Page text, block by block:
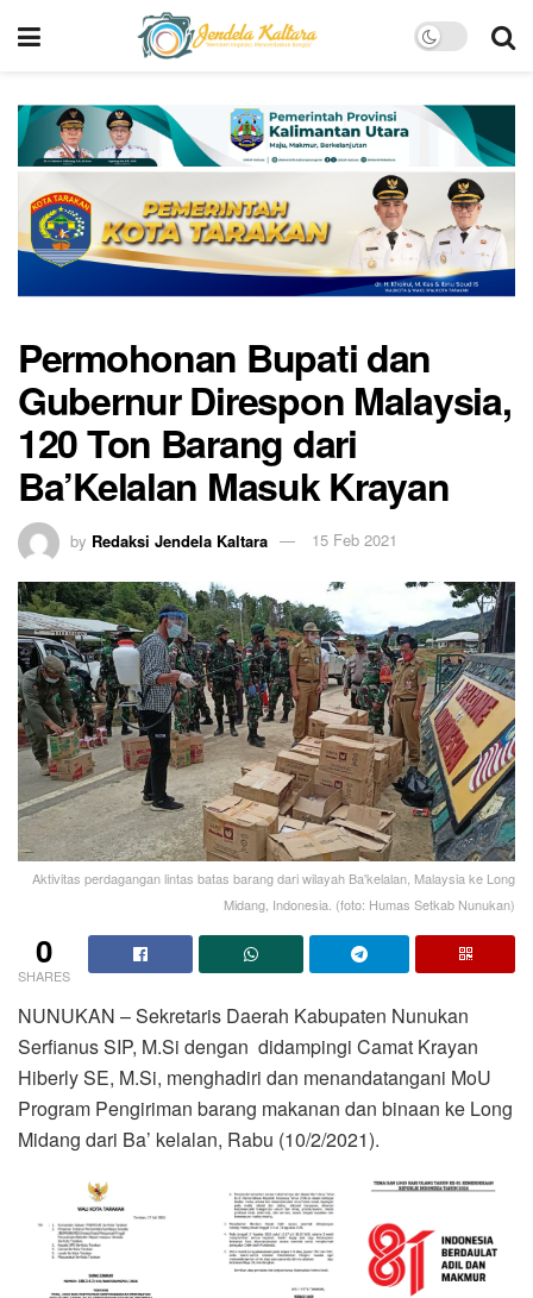
Permohonan Bupati dan
Gubernur Direspon Malaysia,
120 Ton Barang dari
Ba’Kelalan Masuk Krayan
by Redaksi Jendela Kaltara 15 Feb 2021
Aktivitas perdagangan lintas batas barang dari wilayah Ba'kelalan, Malaysia ke Long
Midang, Indonesia. (foto: Humas Setkab Nunukan)
0
SHARES
NUNUKAN – Sekretaris Daerah Kabupaten Nunukan
Serfianus SIP, M.Si dengan didampingi Camat Krayan
Hiberly SE, M.Si, menghadiri dan menandatangani MoU
Program Pengiriman barang makanan dan binaan ke Long
Midang dari Ba’ kelalan, Rabu (10/2/2021).